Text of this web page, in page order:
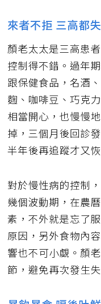
來者不拒 三高都
顏老太太是三高患
控制得不錯。過年
跟保健食品，名酒
麴、咖啡豆、巧克
相當開心，也慢慢
掉，三個月後回診
半年後再追蹤才又
對於慢性病的控制
幾個波動期，在農
素，不外就是忘了
原因，另外食物內
響也不可小覷。顏
節，避免再次發生失